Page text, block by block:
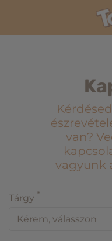
van?
vagyunk
Tárgy *